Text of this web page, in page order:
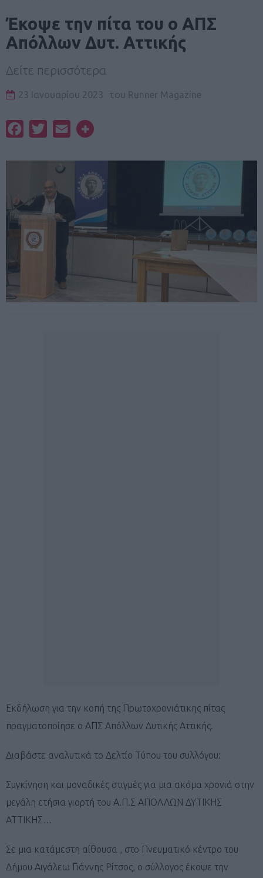
Έκοψε την πίτα του ο ΑΠΣ
Απόλλων Δυτ. Αττικής
Δείτε περισσότερα
23 Ιανουαρίου 2023 του Runner Magazine
FacebookTwitterEmail
Εκδήλωση για την κοπή της Πρωτοχρονιάτικης πίτας
πραγματοποίησε ο ΑΠΣ Απόλλων Δυτικής Αττικής.
Διαβάστε αναλυτικά το Δελτίο Τύπου του συλλόγου:
Συγκίνηση και μοναδικές στιγμές για μια ακόμα χρονιά στην
μεγάλη ετήσια γιορτή του Α.Π.Σ ΑΠΟΛΛΩΝ ΔΥΤΙΚΗΣ
ΑΤΤΙΚΗΣ…
Σε μια κατάμεστη αίθουσα , στο Πνευματικό κέντρο του
Δήμου Αιγάλεω Γιάννης Ρίτσος, ο σύλλογος έκοψε την